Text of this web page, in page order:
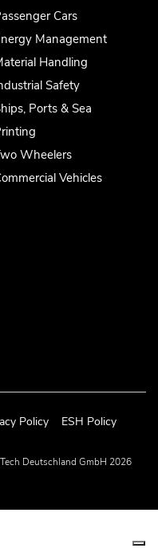
Cars
Management
Handling
Safety
Ports & Sea
Wheelers
Vehicles
Policy ESH Policy
Deutschland GmbH 2026